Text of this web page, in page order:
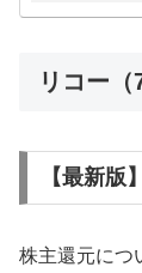
リコー
【最新版
株主還元につ